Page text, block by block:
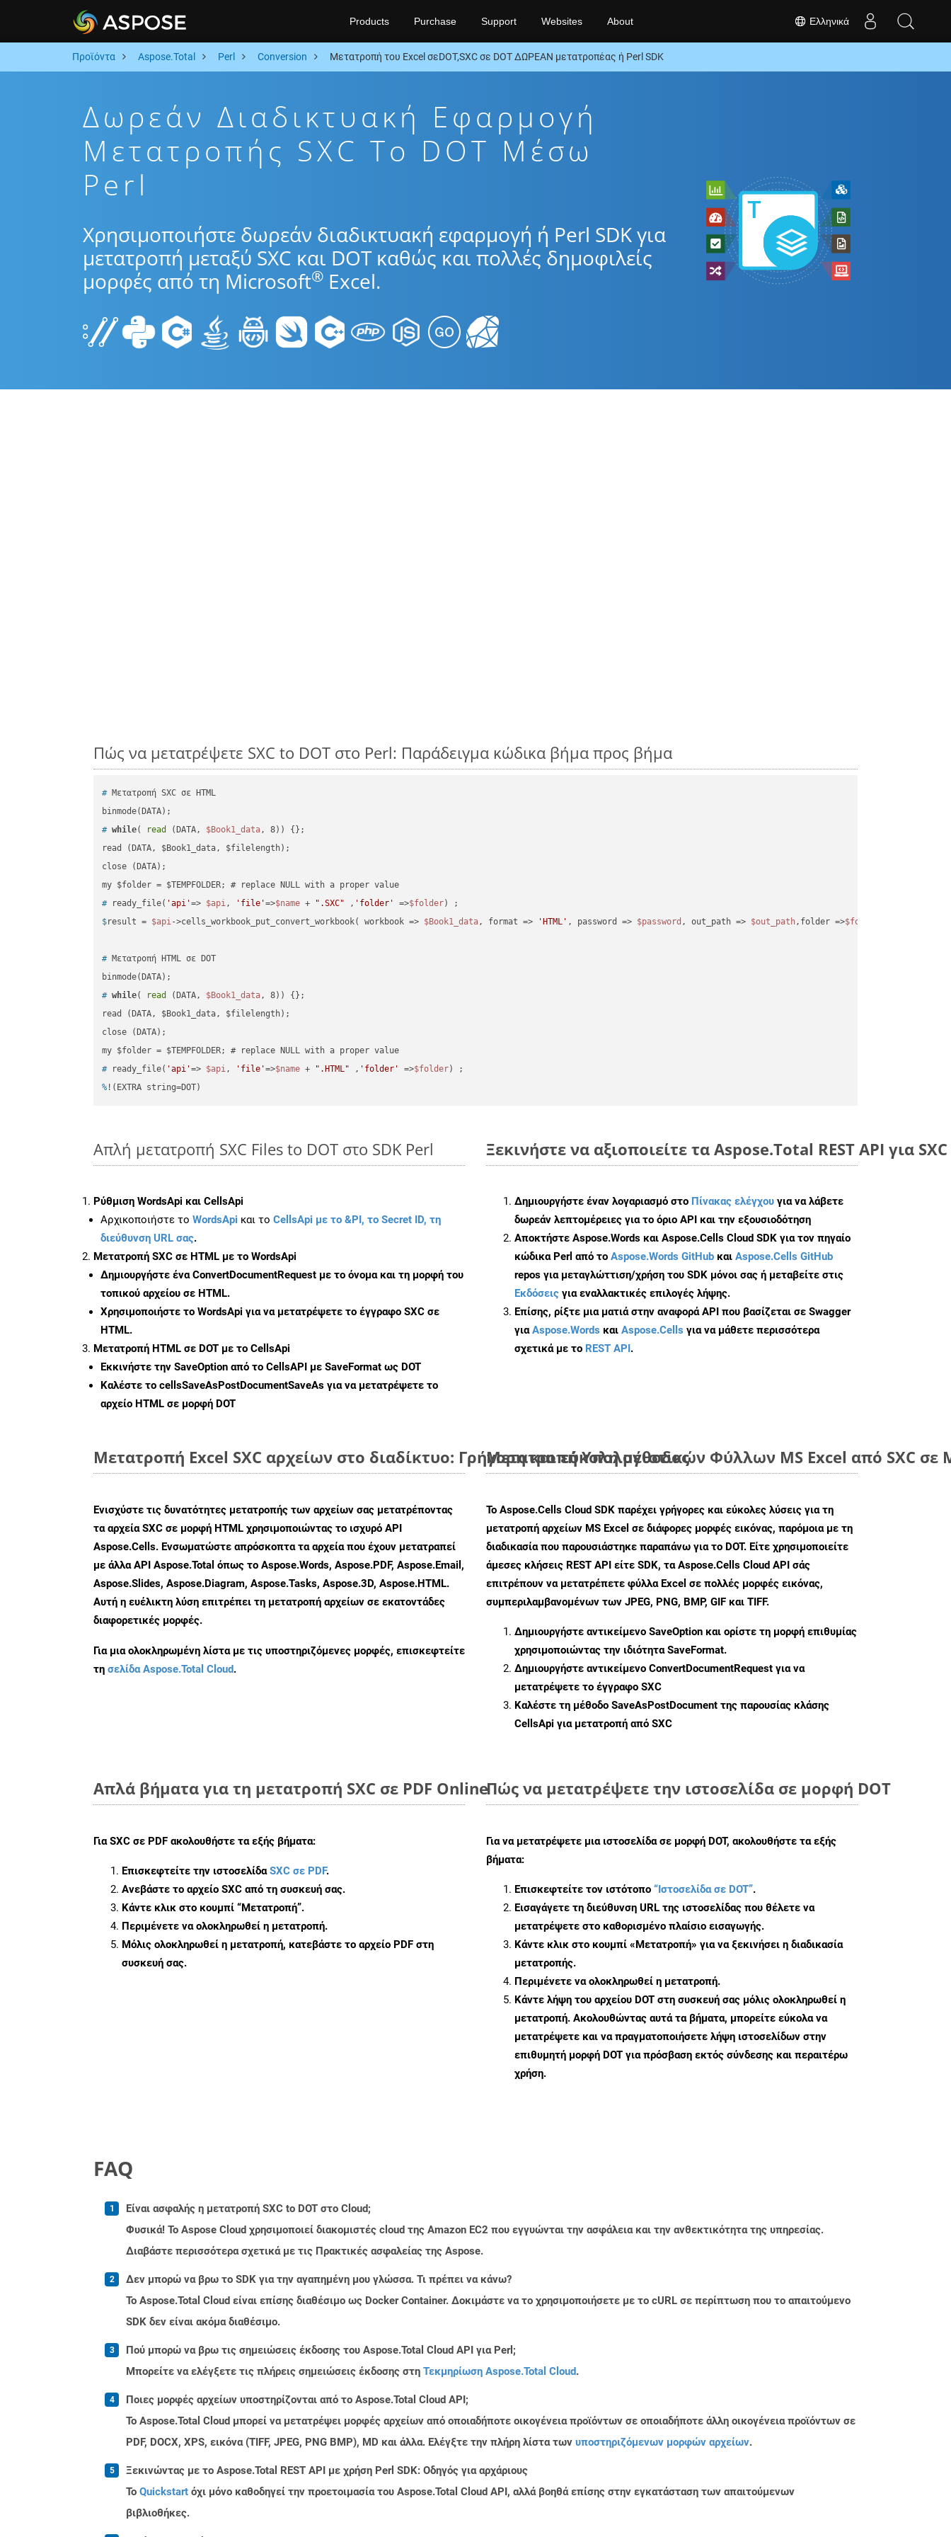
Ελληνικά
Products Purchase Support Websites About
Προϊόντα Aspose.Total Perl Conversion Μετατροπή του Excel σεDOT,SXC σε DOT ΔΩΡΕΑΝ μετατροπέας ή Perl SDK
Δωρεάν Διαδικτυακή Εφαρμογή
Μετατροπής SXC To DOT Μέσω
Perl
Χρησιμοποιήστε δωρεάν διαδικτυακή εφαρμογή ή Perl SDK για
μετατροπή μεταξύ SXC και DOT καθώς και πολλές δημοφιλείς
μορφές από τη Microsoft® Excel.
Πώς να μετατρέψετε SXC to DOT στο Perl: Παράδειγμα κώδικα βήμα προς βήμα
# Μετατροπή SXC σε HTML
# while( read (DATA, $Book1_data, 8)) {};
read (DATA, $Book1_data, $filelength);
close (DATA);
# ready_file( 'api'=> $api, 'file'=>$name + ".SXC" , 'folder' =>$folder) ;
$result = $api->cells_workbook_put_convert_workbook( workbook => $Book1_data, format => 'HTML' , password => $password , out_path => $out_path,folder =>$folder
# Μετατροπή HTML σε DOT
# while( read (DATA, $Book1_data, 8)) {};
read (DATA, $Book1_data, $filelength);
close (DATA);
# ready_file( 'api'=> $api, 'file'=>$name + ".HTML" , 'folder' =>$folder) ;
% !(EXTRA string=DOT)
Απλή μετατροπή SXC Files to DOT στο SDK Perl
Ρύθμιση WordsApi και CellsApi
Αρχικοποιήστε το WordsApi και το CellsApi με το &PI, το Secret ID, τη
διεύθυνση URL σας.
Μετατροπή SXC σε HTML με το WordsApi
Δημιουργήστε έναConvertDocumentRequest με το όνομα και τη μορφή του
τοπικού αρχείου σε HTML.
Χρησιμοποιήστε το WordsApi για να μετατρέψετε το έγγραφο SXC σε
HTML.
Μετατροπή HTML σε DOT με το CellsApi
Εκκινήστε την SaveOption από το CellsAPI με SaveFormat ως DOT
Καλέστε το cellsSaveAsPostDocumentSaveAs για να μετατρέψετε το
αρχείο HTML σε μορφή DOT
Ξεκινήστε να αξιοποιείτε τα Aspose.Total REST API για
Δημιουργήστε έναν λογαριασμό στο Πίνακας ελέγχου για να λάβετε
δωρεάν λεπτομέρειες για το όριο API και την εξουσιοδότηση
Αποκτήστε Aspose.Words και Aspose.Cells Cloud SDK για τον πηγαίο
κώδικα Perl από το Aspose.Words GitHub και Aspose.Cells GitHub
repos για μεταγλώττιση/χρήση του SDK μόνοι σας ή μεταβείτε στις
Εκδόσεις για εναλλακτικές επιλογές λήψης.
Επίσης, ρίξτε μια ματιά στην αναφορά API που βασίζεται σε Swagger
γιαAspose.Words και Aspose.Cells για να μάθετε περισσότερα
σχετικά με το REST API.
Μετατροπή Excel SXC αρχείων στο διαδίκτυο: Γρήγορη και εύκολη μέθοδος
Ενισχύστε τις δυνατότητες μετατροπής των αρχείων σας μετατρέποντας
τα αρχεία SXC σε μορφή HTML χρησιμοποιώντας το ισχυρό API
Aspose.Cells. Ενσωματώστε απρόσκοπτα τα αρχεία που έχουν μετατραπεί
με άλλα API Aspose.Total όπως το Aspose.Words, Aspose.PDF, Aspose.Email,
Aspose.Slides, Aspose.Diagram, Aspose.Tasks, Aspose.3D, Aspose.HTML.
Αυτή η ευέλικτη λύση επιτρέπει τη μετατροπή αρχείων σε εκατοντάδες
διαφορετικές μορφές.
Για μια ολοκληρωμένη λίστα με τις υποστηριζόμενες μορφές, επισκεφτείτε
τη σελίδα Aspose.Total Cloud.
Μετατροπή Υπολογιστικών Φύλλων MS Excel από SXC
Το Aspose.Cells Cloud SDK παρέχει γρήγορες και εύκολες λύσεις για τη
μετατροπή αρχείων MS Excel σε διάφορες μορφές εικόνας, παρόμοια με τη
διαδικασία που παρουσιάστηκε παραπάνω για το DOT. Είτε χρησιμοποιείτε
άμεσες κλήσεις REST API είτε SDK, τα Aspose.Cells Cloud API σάς
επιτρέπουν να μετατρέπετε φύλλα Excel σε πολλές μορφές εικόνας,
συμπεριλαμβανομένων των JPEG, PNG, BMP, GIF και TIFF.
Δημιουργήστε αντικείμενο SaveOption και ορίστε τη μορφή επιθυμίας
χρησιμοποιώντας την ιδιότηταSaveFormat.
Δημιουργήστε αντικείμενο ConvertDocumentRequest για να
μετατρέψετε το έγγραφο SXC
Καλέστε τη μέθοδο SaveAsPostDocument της παρουσίας κλάσης
CellsApi για μετατροπή από SXC
Απλά βήματα για τη μετατροπή SXC σε PDF Online
ΓιαSXC σε PDF ακολουθήστε τα εξής βήματα:
Επισκεφτείτε την ιστοσελίδαSXC σε PDF.
Ανεβάστε το αρχείο SXC από τη συσκευή σας.
Κάντε κλικ στο κουμπί “Μετατροπή”.
Περιμένετε να ολοκληρωθεί η μετατροπή.
Μόλις ολοκληρωθεί η μετατροπή, κατεβάστε το αρχείο PDF στη
συσκευή σας.
Πώς να μετατρέψετε την ιστοσελίδα σε μορφή DOT
Για να μετατρέψετε μια ιστοσελίδα σε μορφή DOT, ακολουθήστε τα εξής
βήματα:
Επισκεφτείτε τον ιστότοπο “Ιστοσελίδα σε DOT”.
Εισαγάγετε τη διεύθυνση URL της ιστοσελίδας που θέλετε να
μετατρέψετε στο καθορισμένο πλαίσιο εισαγωγής.
Κάντε κλικ στο κουμπί «Μετατροπή» για να ξεκινήσει η διαδικασία
μετατροπής.
Περιμένετε να ολοκληρωθεί η μετατροπή.
Κάντε λήψη του αρχείου DOT στη συσκευή σας μόλις ολοκληρωθεί η
μετατροπή. Ακολουθώντας αυτά τα βήματα, μπορείτε εύκολα να
μετατρέψετε και να πραγματοποιήσετε λήψη ιστοσελίδων στην
επιθυμητή μορφή DOT για πρόσβαση εκτός σύνδεσης και περαιτέρω
χρήση.
FAQ
Είναι ασφαλής η μετατροπή SXC to DOT στο Cloud;
Φυσικά! Το Aspose Cloud χρησιμοποιεί διακομιστές cloud της Amazon EC2 που εγγυώνται την ασφάλεια και την ανθεκτικότητα της υπηρεσίας.
Διαβάστε περισσότερα σχετικά με τις Πρακτικές ασφαλείας της Aspose.
Δεν μπορώ να βρω το SDK για την αγαπημένη μου γλώσσα. Τι πρέπει να κάνω?
Το Aspose.Total Cloud είναι επίσης διαθέσιμο ως Docker Container. Δοκιμάστε να το χρησιμοποιήσετε με το cURL σε περίπτωση που το απαιτούμενο
SDK δεν είναι ακόμα διαθέσιμο.
Πού μπορώ να βρω τις σημειώσεις έκδοσης του Aspose.Total Cloud API για Perl;
Μπορείτε να ελέγξετε τις πλήρεις σημειώσεις έκδοσης στη Τεκμηρίωση Aspose.Total Cloud.
Ποιες μορφές αρχείων υποστηρίζονται από το Aspose.Total Cloud API;
Το Aspose.Total Cloud μπορεί να μετατρέψει μορφές αρχείων από οποιαδήποτε οικογένεια προϊόντων σε οποιαδήποτε άλλη οικογένεια προϊόντων σε
PDF, DOCX, XPS, εικόνα (TIFF, JPEG, PNG BMP), MD και άλλα. Ελέγξτε την πλήρη λίστα των υποστηριζόμενων μορφών αρχείων.
Ξεκινώντας με το Aspose.Total REST API με χρήση Perl SDK: Οδηγός για αρχάριους
Το Quickstart όχι μόνο καθοδηγεί την προετοιμασία του Aspose.Total Cloud API, αλλά βοηθά επίσης στην εγκατάσταση των απαιτούμενων
βιβλιοθήκες.